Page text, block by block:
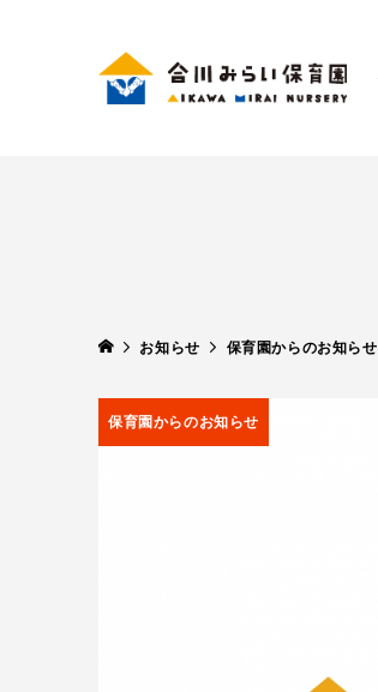
お知らせ 保育園からのお知らせ
保育園からのお知らせ